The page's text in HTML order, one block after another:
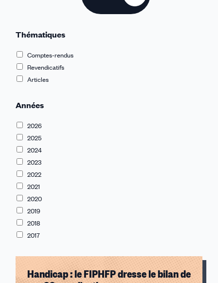
Thématiques
Comptes-rendus
Revendicatifs
Articles
Années
2026
2025
2024
2023
2022
2021
2020
2019
2018
2017
Handicap : le FIPHFP dresse le bilan de